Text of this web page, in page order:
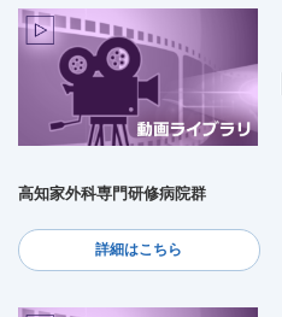
高知家外科専門研修病院群
詳細はこちら